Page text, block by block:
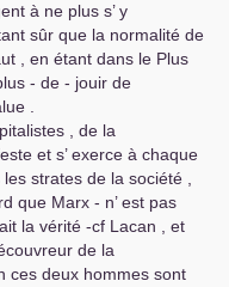
à ne plus s’ y
sûr que la normalité de
, en étant dans le Plus
- de - jouir de
.
, de la
et s’ exerce à chaque
strates de la société ,
que Marx - n’ est pas
la vérité -cf Lacan , et
de la
ces deux hommes sont